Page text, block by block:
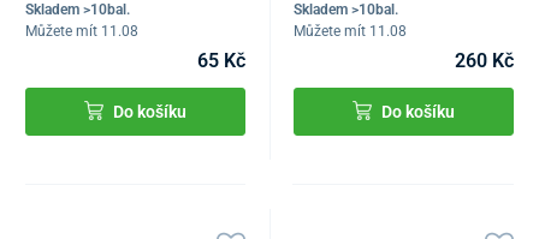
Skladem >10bal.
Můžete mít 11.08
65 Kč
Do košíku
Skladem >10bal.
Můžete mít 11.08
260 Kč
Do košíku